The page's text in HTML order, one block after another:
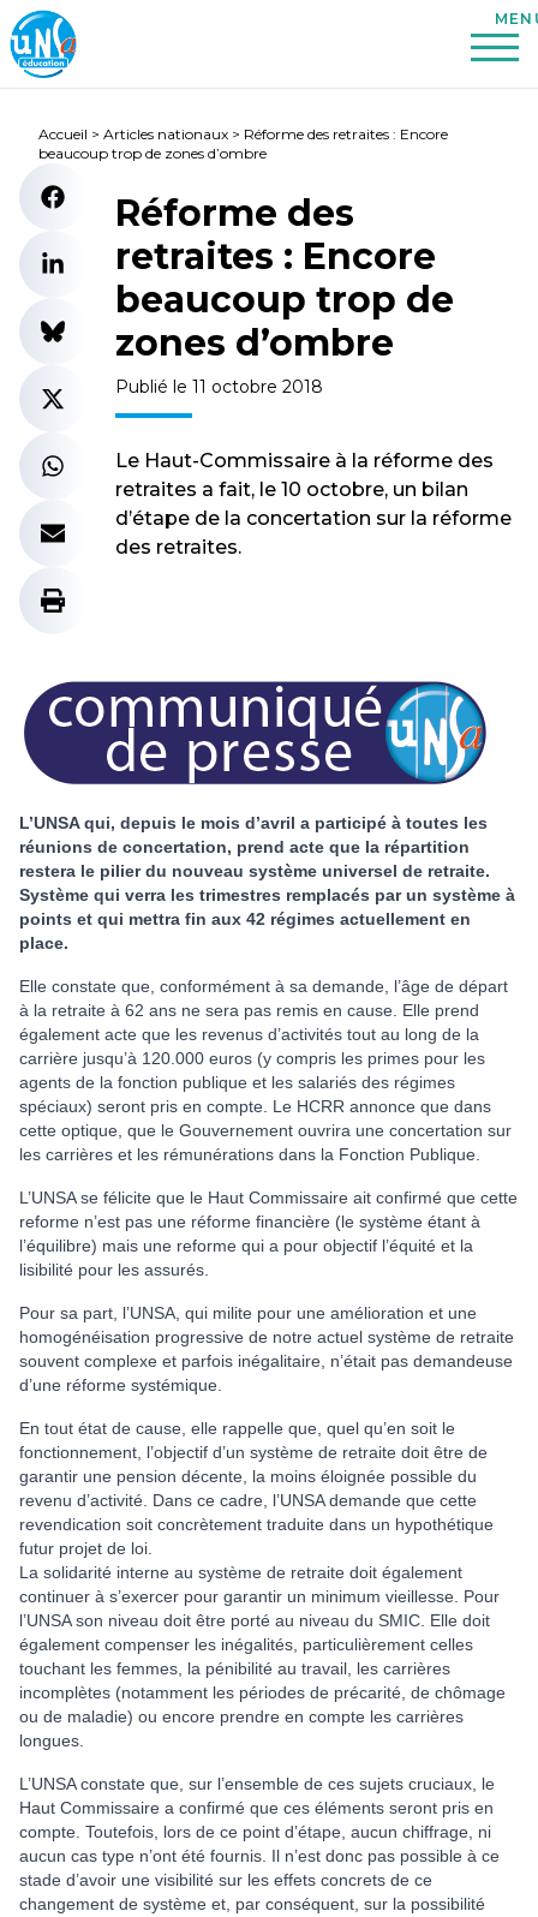
Accueil > Articles nationaux > Réforme des retraites : Encore
beaucoup trop de zones d’ombre
Réforme des
retraites : Encore
beaucoup trop de
zones d’ombre
Publié le 11 octobre 2018
Le Haut-Commissaire à la réforme des
retraites a fait, le 10 octobre, un bilan
d’étape de la concertation sur la réforme
des retraites.
L’UNSA qui, depuis le mois d’avril a participé à toutes les
réunions de concertation, prend acte que la répartition
restera le pilier du nouveau système universel de retraite.
Système qui verra les trimestres remplacés par un système à
points et qui mettra fin aux 42 régimes actuellement en
place.
Elle constate que, conformément à sa demande, l’âge de départ
à la retraite à 62 ans ne sera pas remis en cause. Elle prend
également acte que les revenus d’activités tout au long de la
carrière jusqu’à 120.000 euros (y compris les primes pour les
agents de la fonction publique et les salariés des régimes
spéciaux) seront pris en compte. Le HCRR annonce que dans
cette optique, que le Gouvernement ouvrira une concertation sur
les carrières et les rémunérations dans la Fonction Publique.
L’UNSA se félicite que le Haut Commissaire ait confirmé que cette
reforme n’est pas une réforme financière (le système étant à
l’équilibre) mais une reforme qui a pour objectif l’équité et la
lisibilité pour les assurés.
Pour sa part, l’UNSA, qui milite pour une amélioration et une
homogénéisation progressive de notre actuel système de retraite
souvent complexe et parfois inégalitaire, n’était pas demandeuse
d’une réforme systémique.
En tout état de cause, elle rappelle que, quel qu’en soit le
fonctionnement, l’objectif d’un système de retraite doit être de
garantir une pension décente, la moins éloignée possible du
revenu d’activité. Dans ce cadre, l’UNSA demande que cette
revendication soit concrètement traduite dans un hypothétique
futur projet de loi.
La solidarité interne au système de retraite doit également
continuer à s’exercer pour garantir un minimum vieillesse. Pour
l’UNSA son niveau doit être porté au niveau du SMIC. Elle doit
également compenser les inégalités, particulièrement celles
touchant les femmes, la pénibilité au travail, les carrières
incomplètes (notamment les périodes de précarité, de chômage
ou de maladie) ou encore prendre en compte les carrières
longues.
L’UNSA constate que, sur l’ensemble de ces sujets cruciaux, le
Haut Commissaire a confirmé que ces éléments seront pris en
compte. Toutefois, lors de ce point d’étape, aucun chiffrage, ni
aucun cas type n’ont été fournis. Il n’est donc pas possible à ce
stade d’avoir une visibilité sur les effets concrets de ce
changement de système et, par conséquent, sur la possibilité